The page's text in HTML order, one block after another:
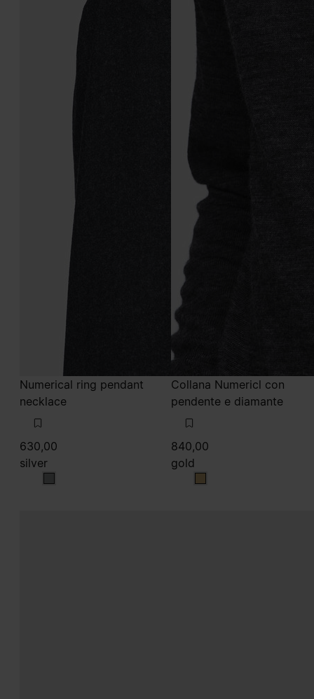
Numerical ring pendant
necklace
630,00
silver
silver
Collana Numericl con
pendente e diamante
840,00
gold
gold